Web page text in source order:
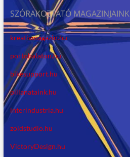
SZÓRAKOZTATÓ MAGAZINJAINK
kreativmagazin.hu
portobalaton.hu
bikesupport.hu
pillanataink.hu
interindustria.hu
zoldstudio.hu
VictoryDesign.hu